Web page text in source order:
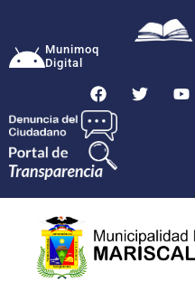
Munimoq
Digital